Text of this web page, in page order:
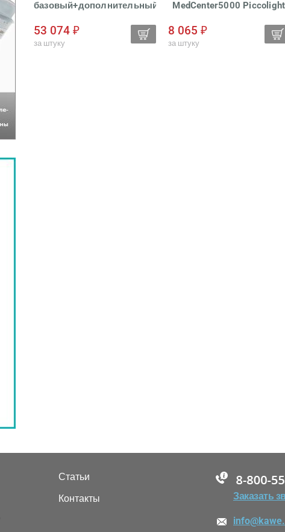
базовый+дополнительный
53 074 ₽
за штуку
MedCenter5000 Piccolight
8 065 ₽
за штуку
Статьи
Контакты
Заказать